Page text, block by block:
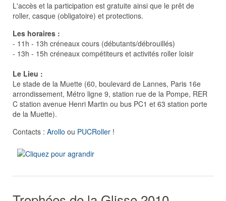
L'accès et la participation est gratuite ainsi que le prêt de
roller, casque (obligatoire) et protections.
Les horaires :
- 11h - 13h créneaux cours (débutants/débrouillés)
- 13h - 15h créneaux compétiteurs et activités roller loisir
Le Lieu :
Le stade de la Muette (60, boulevard de Lannes, Paris 16e
arrondissement, Métro ligne 9, station rue de la Pompe, RER
C station avenue Henri Martin ou bus PC1 et 63 station porte
de la Muette).
Contacts : Arollo ou PUCRoller !